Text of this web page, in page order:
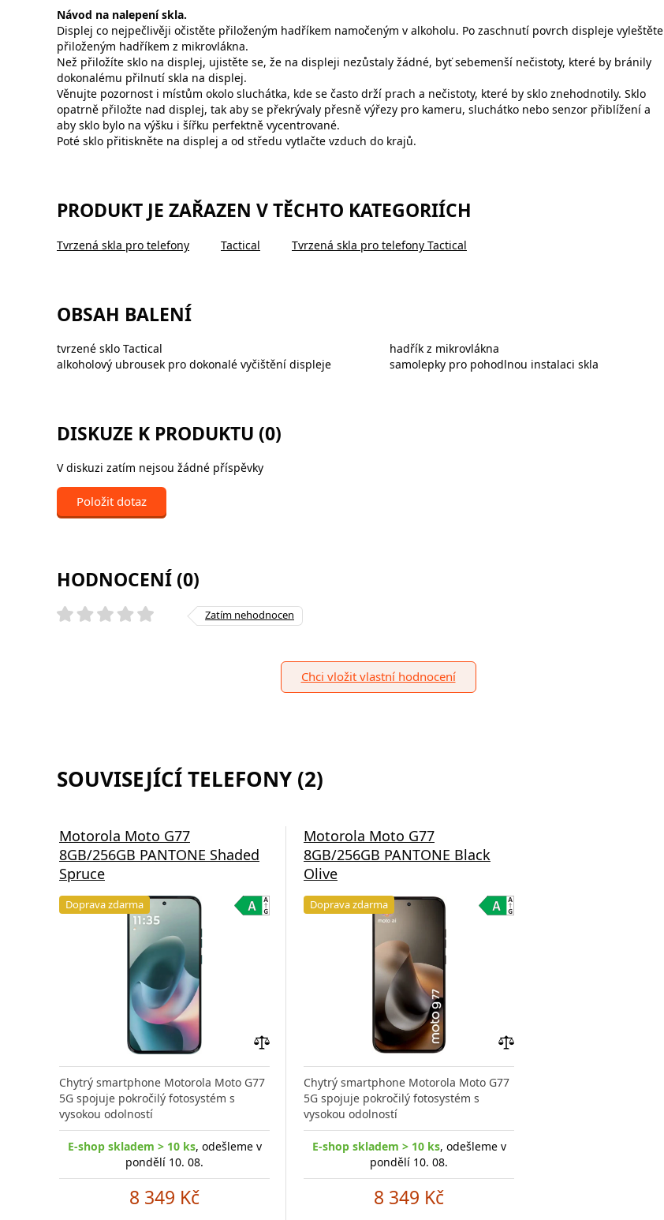
Návod na nalepení skla.
Displej co nejpečlivěji očistěte přiloženým hadříkem namočeným v alkoholu. Po zaschnutí povrch displeje vyleštěte
přiloženým hadříkem z mikrovlákna.
Než přiložíte sklo na displej, ujistěte se, že na displeji nezůstaly žádné, byť sebemenší nečistoty, které by bránily
dokonalému přilnutí skla na displej.
Věnujte pozornost i místům okolo sluchátka, kde se často drží prach a nečistoty, které by sklo znehodnotily. Sklo
opatrně přiložte nad displej, tak aby se překrývaly přesně výřezy pro kameru, sluchátko nebo senzor přiblížení a
aby sklo bylo na výšku i šířku perfektně vycentrované.
Poté sklo přitiskněte na displej a od středu vytlačte vzduch do krajů.
PRODUKT JE ZAŘAZEN V TĚCHTO KATEGORIÍCH
Tvrzená skla pro telefony Tactical Tvrzená skla pro telefony Tactical
OBSAH BALENÍ
tvrzené sklo Tactical
alkoholový ubrousek pro dokonalé vyčištění displeje
hadřík z mikrovlákna
samolepky pro pohodlnou instalaci skla
DISKUZE K PRODUKTU (0)
V diskuzi zatím nejsou žádné příspěvky
Položit dotaz
HODNOCENÍ (0)
Zatím nehodnocen
Chci vložit vlastní hodnocení
SOUVISEJÍCÍ TELEFONY (2)
Motorola Moto G77
8GB/256GB PANTONE Shaded
Spruce
Doprava zdarma
porovnání
Chytrý smartphone Motorola Moto G77
5G spojuje pokročilý fotosystém s
vysokou odolností
E-shop skladem > 10 ks, odešleme v
pondělí 10. 08.
8 349 Kč
Motorola Moto G77
8GB/256GB PANTONE Black
Olive
Doprava zdarma
porovnání
Chytrý smartphone Motorola Moto G77
5G spojuje pokročilý fotosystém s
vysokou odolností
E-shop skladem > 10 ks, odešleme v
pondělí 10. 08.
8 349 Kč